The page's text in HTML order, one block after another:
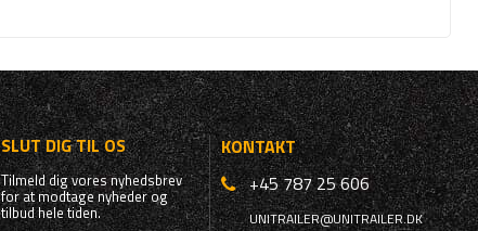
SLUT DIG TIL OS
Tilmeld dig vores nyhedsbrev
for at modtage nyheder og
tilbud hele tiden.
KONTAKT
+45 787 25 606
UNITRAILER@UNITRAILER.DK